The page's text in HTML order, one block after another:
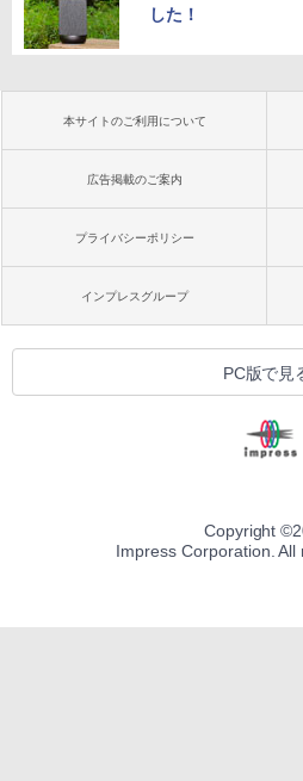
した！
本サイトのご利用について
広告掲載のご案内
プライバシーポリシー
インプレスグループ
PC版で見
Copyright ©
Impress Corporation. All